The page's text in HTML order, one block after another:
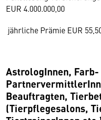
EUR 4.000.000,00
jährliche Prämie EUR
AstrologInnen,
Beauftragten,
(Tierpflegesalons,